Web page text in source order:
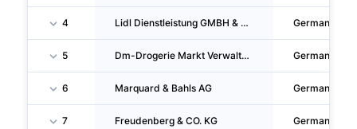
4 Lidl Dienstleistung GMBH & CO. KG Germany
5 Dm-Drogerie Markt Verwaltungs-Gmbh Germany
6 Marquard & Bahls AG Germany
7 Freudenberg & CO. KG Germany